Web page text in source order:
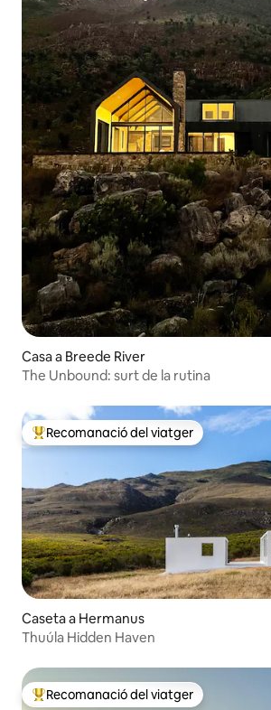
Casa a Breede River
The Unbound: surt de la rutina
Principals recomanacions dels viatgers
Recomanació del viatger
Caseta a Hermanus
Thuúla Hidden Haven
Principals recomanacions dels viatgers
Recomanació del viatger